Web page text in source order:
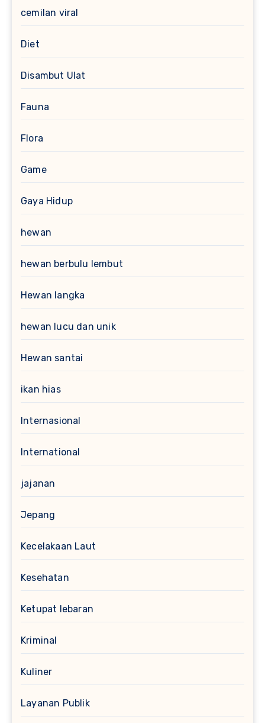
cemilan viral
Diet
Disambut Ulat
Fauna
Flora
Game
Gaya Hidup
hewan
hewan berbulu lembut
Hewan langka
hewan lucu dan unik
Hewan santai
ikan hias
Internasional
International
jajanan
Jepang
Kecelakaan Laut
Kesehatan
Ketupat lebaran
Kriminal
Kuliner
Layanan Publik